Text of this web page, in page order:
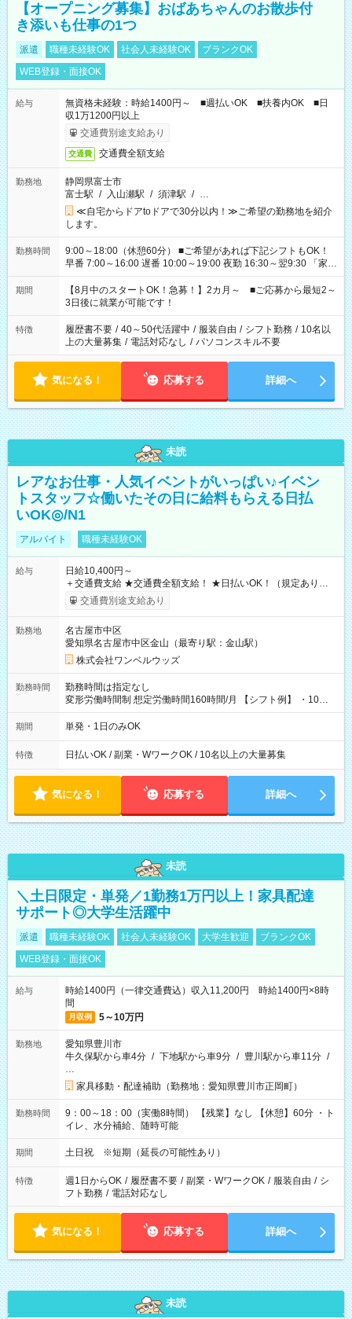
【オープニング募集】おばあちゃんのお散歩付
き添いも仕事の1つ
派遣 職種未経験OK 社会人未経験OK
ブランクOK
WEB登録・面接OK
給与
無資格未経験：時給1400円～ ■週払いOK ■扶養内OK ■日
収1万1200円以上
交通費別途支給あり
交通費 交通費全額支給
勤務地
静岡県富士市
富士駅 / 入山瀬駅 / 須津駅 / …
≪自宅からドアtoドアで30分以内！≫ご希望の勤務地を紹介
します。
勤務時間
9:00～18:00（休憩60分） ■ご希望があれば下記シフトもOK！
早番 7:00～16:00 遅番 10:00～19:00 夜勤 16:30～翌9:30 「家族
と休みを合わせたい」 「余裕を持って夕飯の準備がしたい」
「できれば残業はしたくない」 など、ご希望を教えてください
ね。 ※Wワーク希望の方へ 今ご覧のお仕事で希望する勤務時間
と、もう1つのお仕事の勤務時間。 合計で週40時間を超える場
合は応募できません。
期間
【8月中のスタートOK！急募！】2カ月～ ■ご応募から最短2～
3日後に就業が可能です！
特徴 履歴書不要 / 40～50代活躍中 / 服装自由 / シフト勤務 / 10名以
上の大量募集 / 電話対応なし / パソコンスキル不要
気になる！ 応募する 詳細へ
未読
レアなお仕事・人気イベントがいっぱい♪イベン
トスタッフ☆働いたその日に給料もらえる日払
いOK◎/N1
アルバイト 職種未経験OK
給与
日給10,400円～
＋交通費支給 ★交通費全額支給！ ★日払いOK！（規定あり） ┗
働いたその日に現金GET♪ お仕事後はコンビニATMから 日払
交通費別途支給あり
勤務地
名古屋市中区
愛知県名古屋市中区金山（最寄り駅：金山駅）
株式会社ワンベルウッズ
勤務時間
勤務時間は指定なし
変形労働時間制 想定労働時間160時間/月 【シフト例】 ・10：
00～20：00
期間 単発・1日のみOK
特徴 日払いOK / 副業・WワークOK / 10名以上の大量募集
気になる！ 応募する 詳細へ
未読
＼土日限定・単発／1勤務1万円以上！家具配達
サポート◎大学生活躍中
派遣 職種未経験OK 社会人未経験OK 大学生歓迎
ブランクOK
WEB登録・面接OK
給与
時給1400円（一律交通費込）収入11,200円 時給1400円×8時
間
月収例 5～10万円
勤務地
愛知県豊川市
牛久保駅から車4分 / 下地駅から車9分 / 豊川駅から車11分 /
…
家具移動・配達補助（勤務地：愛知県豊川市正岡町）
勤務時間
9：00～18：00（実働8時間） 【残業】なし 【休憩】60分 ・ト
イレ、水分補給、随時可能
期間 土日祝 ※短期（延長の可能性あり）
特徴 週1日からOK / 履歴書不要 / 副業・WワークOK / 服装自由 / シ
フト勤務 / 電話対応なし
気になる！ 応募する 詳細へ
未読